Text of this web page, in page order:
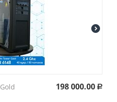
198 000.00 Р